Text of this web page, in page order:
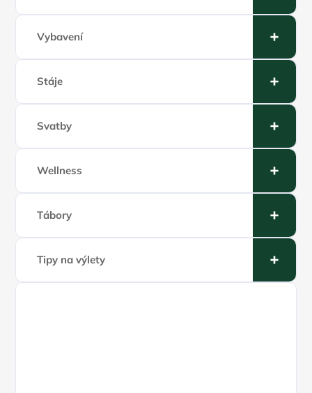
Vybavení
Stáje
Svatby
Wellness
Tábory
Tipy na výlety